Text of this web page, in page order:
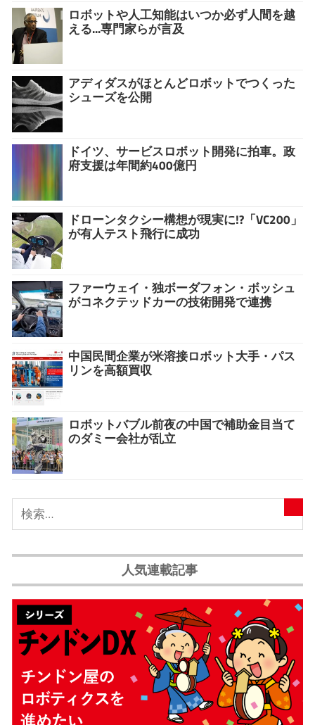
ロボットや人工知能はいつか必ず人間を越
える...専門家らが言及
アディダスがほとんどロボットでつくった
シューズを公開
ドイツ、サービスロボット開発に拍車。政
府支援は年間約400億円
ドローンタクシー構想が現実に!?「VC200」
が有人テスト飛行に成功
ファーウェイ・独ボーダフォン・ボッシュ
がコネクテッドカーの技術開発で連携
中国民間企業が米溶接ロボット大手・パス
リンを高額買収
ロボットバブル前夜の中国で補助金目当て
のダミー会社が乱立
人気連載記事